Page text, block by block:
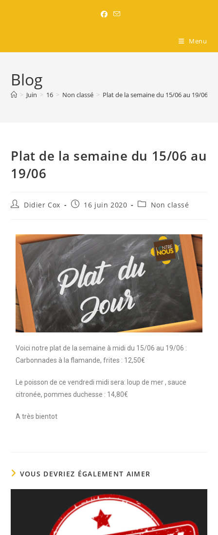
Menu
Blog
> Juin > 16 > Non classé > Plat de la semaine du 15/06 au 19/06
Plat de la semaine du 15/06 au
19/06
Didier Cox 16 juin 2020 Non classé
Voici notre plat de la semaine à midi du 15/06 au 19/06 :
Carbonnades à la flamande, frites : 12,50€
Le poisson de ce vendredi midi sera: loup de mer , sauce
citronée, pommes duchesse : 14,80€
A très bientot
VOUS DEVRIEZ ÉGALEMENT AIMER